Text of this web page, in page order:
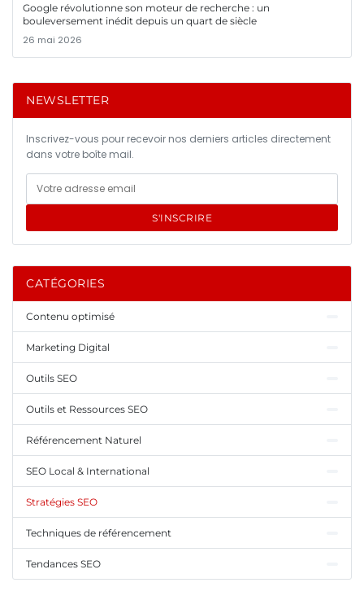
Google révolutionne son moteur de recherche : un
bouleversement inédit depuis un quart de siècle
26 mai 2026
NEWSLETTER
Inscrivez-vous pour recevoir nos derniers articles directement
dans votre boîte mail.
S'INSCRIRE
CATÉGORIES
Contenu optimisé
Marketing Digital
Outils SEO
Outils et Ressources SEO
Référencement Naturel
SEO Local & International
Stratégies SEO
Techniques de référencement
Tendances SEO